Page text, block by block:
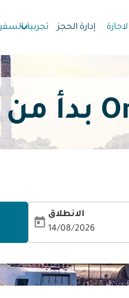
إدارة الحجز تجربية السفر
keyboard_arrow_down
الانطلاق
14/08/2026
today